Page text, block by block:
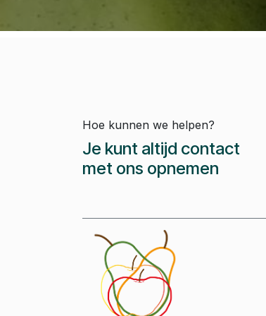
Hoe kunnen we helpen?
Je kunt altijd contact
met ons opnemen